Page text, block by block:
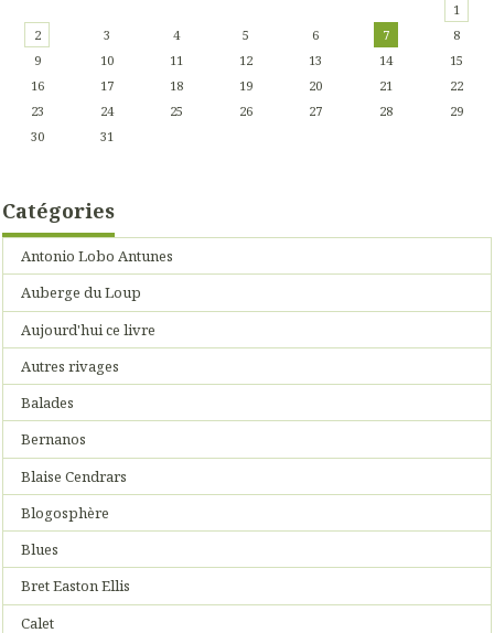
1
2
3 4 5 6 7
8
9
10 11 12 13 14
15
16
17 18 19 20 21
22
23
24 25 26 27 28
29
30
31
Catégories
Antonio Lobo Antunes
Auberge du Loup
Aujourd'hui ce livre
Autres rivages
Balades
Bernanos
Blaise Cendrars
Blogosphère
Blues
Bret Easton Ellis
Calet